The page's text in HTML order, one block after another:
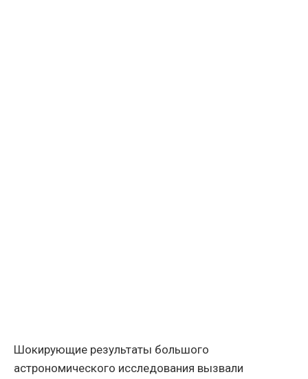
Шокирующие результаты большого
астрономического исследования вызвали